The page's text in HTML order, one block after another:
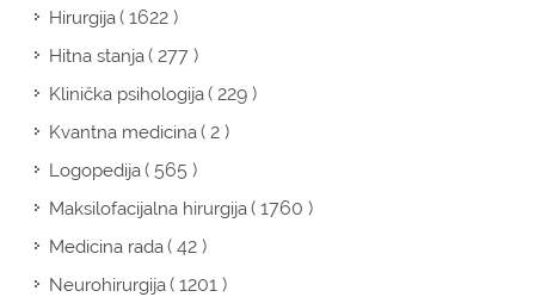
Hirurgija( 1622 )
Hitna stanja( 277 )
Klinička psihologija( 229 )
Kvantna medicina( 2 )
Logopedija( 565 )
Maksilofacijalna hirurgija( 1760 )
Medicina rada( 42 )
Neurohirurgija( 1201 )